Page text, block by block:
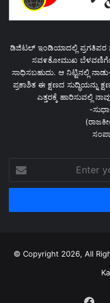
ಡಿಜಿಟಲ್ ಇಂಡಿಯಾದಲ್ಲಿ ಪ್ರಗತಿಪರ
ಸವ೯ತೋಮುಖ
ಸಾಧಿಸಬಹುದು. ಆ ನಿಟ್ಟಿನಲ್ಲಿ
ಪ್ರಕಾಶಿತ ಈ ಕ್ಷಣದ ಸುದ್ಧಿಯನ್ನು
ಎತ್ತರಕ್ಕೆ ಹಾರಿಸುವಲ್ಲಿ
-
your
Email
© Copyright 2026, All